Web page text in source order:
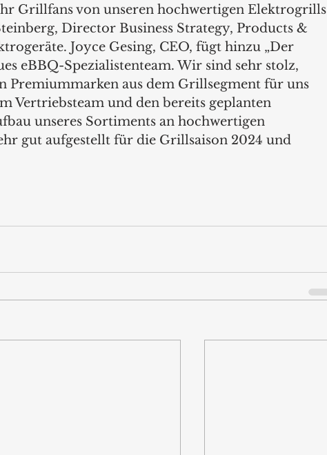
Grillfans von unseren hochwertigen Elektrogrills
Director Business Strategy, Products &
Joyce Gesing, CEO, fügt hinzu „Der
eBBQ-Spezialistenteam. Wir sind sehr stolz,
Premiummarken aus dem Grillsegment für uns
Vertriebsteam und den bereits geplanten
unseres Sortiments an hochwertigen
gut aufgestellt für die Grillsaison 2024 und